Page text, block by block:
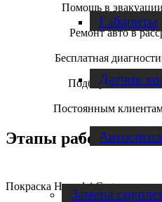
Габариты
Датчик
Замена
Помощь в
Ремонт авто в
Бесплатная
Подбор запчастей
Постоянным
Этапы работ
Покраска Hyundai Creta